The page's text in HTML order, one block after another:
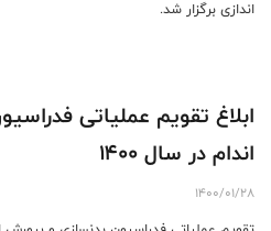
اندازی برگزار شد.
ابلاغ تقویم عملیاتی
اندام در سال 1400
1400/01/28